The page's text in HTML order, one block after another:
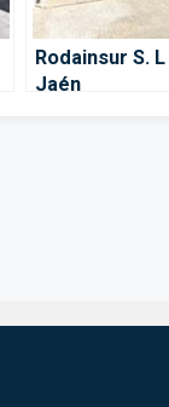
Rodainsur S. L
Jaén